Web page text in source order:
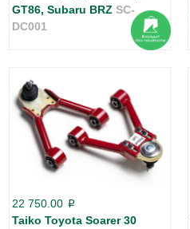
GT86, Subaru BRZ SC-
DC001
22 750.00 p
Taiko Toyota Soarer 30